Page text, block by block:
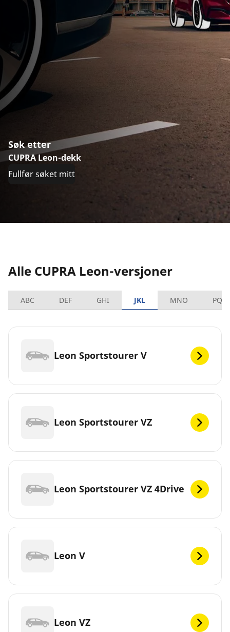
Søk etter
CUPRA Leon-dekk
Fullfør søket mitt
Alle CUPRA Leon-versjoner
ABC DEF GHI JKL MNO
Leon Sportstourer V
Leon Sportstourer VZ
Leon Sportstourer VZ 4Drive
Leon V
Leon VZ